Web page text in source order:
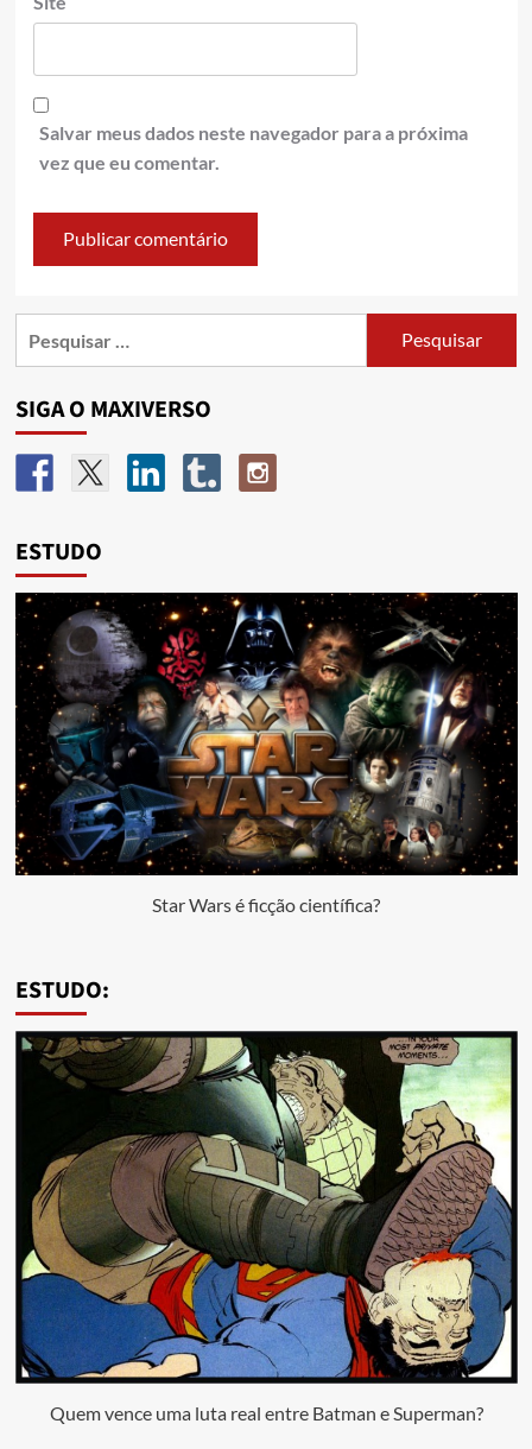
Salvar meus dados neste navegador para a próxima
vez que eu comentar.
SIGA O MAXIVERSO
ESTUDO
Star Wars é ficção científica?
ESTUDO:
Quem vence uma luta real entre Batman e Superman?